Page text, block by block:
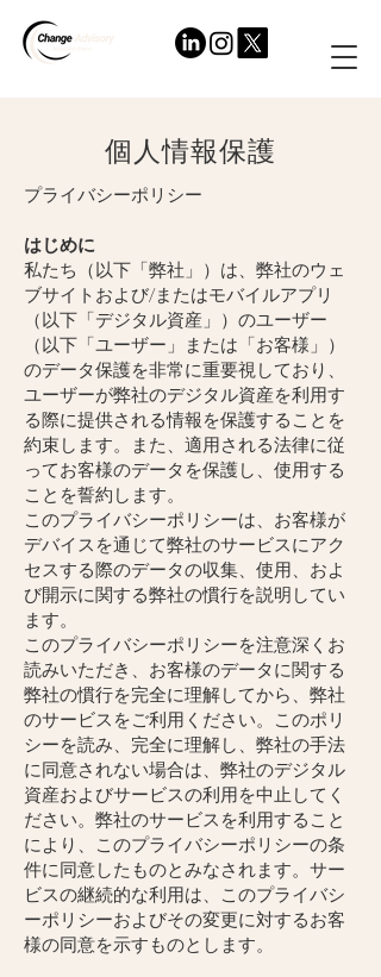
個人情報保護
プライバシーポリシー
はじめに
私たち（以下「弊社」）は、弊社のウェ
ブサイトおよび/またはモバイルアプリ
（以下「デジタル資産」）のユーザー
（以下「ユーザー」または「お客様」）
のデータ保護を非常に重要視しており、
ユーザーが弊社のデジタル資産を利用す
る際に提供される情報を保護することを
約束します。また、適用される法律に従
ってお客様のデータを保護し、使用する
ことを誓約します。
このプライバシーポリシーは、お客様が
デバイスを通じて弊社のサービスにアク
セスする際のデータの収集、使用、およ
び開示に関する弊社の慣行を説明してい
ます。
このプライバシーポリシーを注意深くお
読みいただき、お客様のデータに関する
弊社の慣行を完全に理解してから、弊社
のサービスをご利用ください。このポリ
シーを読み、完全に理解し、弊社の手法
に同意されない場合は、弊社のデジタル
資産およびサービスの利用を中止してく
ださい。弊社のサービスを利用すること
により、このプライバシーポリシーの条
件に同意したものとみなされます。サー
ビスの継続的な利用は、このプライバシ
ーポリシーおよびその変更に対するお客
様の同意を示すものとします。